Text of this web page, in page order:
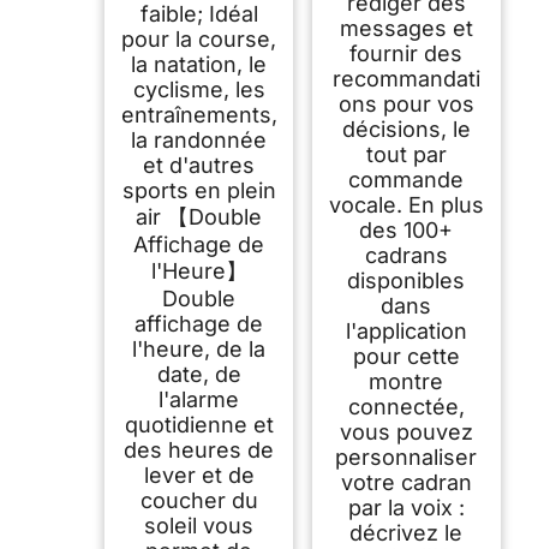
faible; Idéal
pour la course,
la natation, le
cyclisme, les
entraînements,
la randonnée
et d'autres
sports en plein
air 【Double
Affichage de
l'Heure】
Double
affichage de
l'heure, de la
date, de
l'alarme
quotidienne et
des heures de
lever et de
coucher du
soleil vous
messages et
fournir des
recommandati
ons pour vos
décisions, le
tout par
commande
vocale. En plus
des 100+
cadrans
disponibles
dans
l'application
pour cette
montre
connectée,
vous pouvez
personnaliser
votre cadran
par la voix :
décrivez le